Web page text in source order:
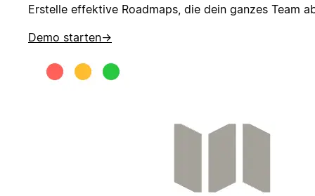
Erstelle effektive Roadmaps, die dein ganzes Team
Demo starten→